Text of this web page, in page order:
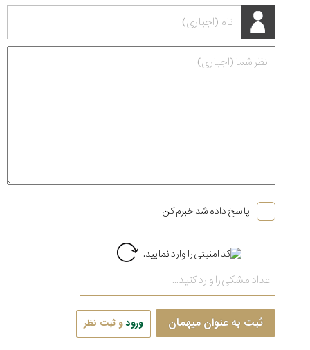
پاسخ داده شد خبرم کن
ثبت به عنوان میهمان ورودو ثبت نظر